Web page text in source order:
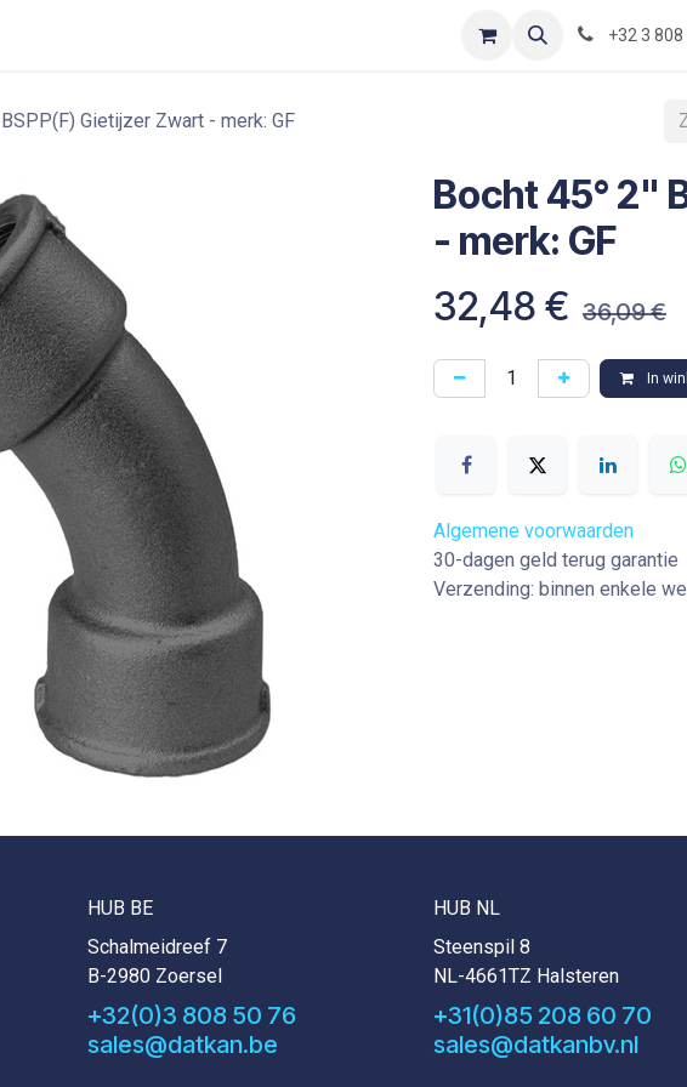
Optimization-of-piping-components
+32 3 808
Gietijzer Zwart - merk: GF
Bocht 45° 2"
- merk: GF
32,48 € 36,09€
In
Algemene voorwaarden
30-dagen geld terug garantie
Verzending: binnen enkele
HUB BE
Schalmeidreef 7
B-2980 Zoersel
+32(0)3 808 50 76
sales@datkan.be
HUB NL
Steenspil 8
NL-4661TZ Halsteren
+31(0)85 208 60 70
sales@datkanbv.nl